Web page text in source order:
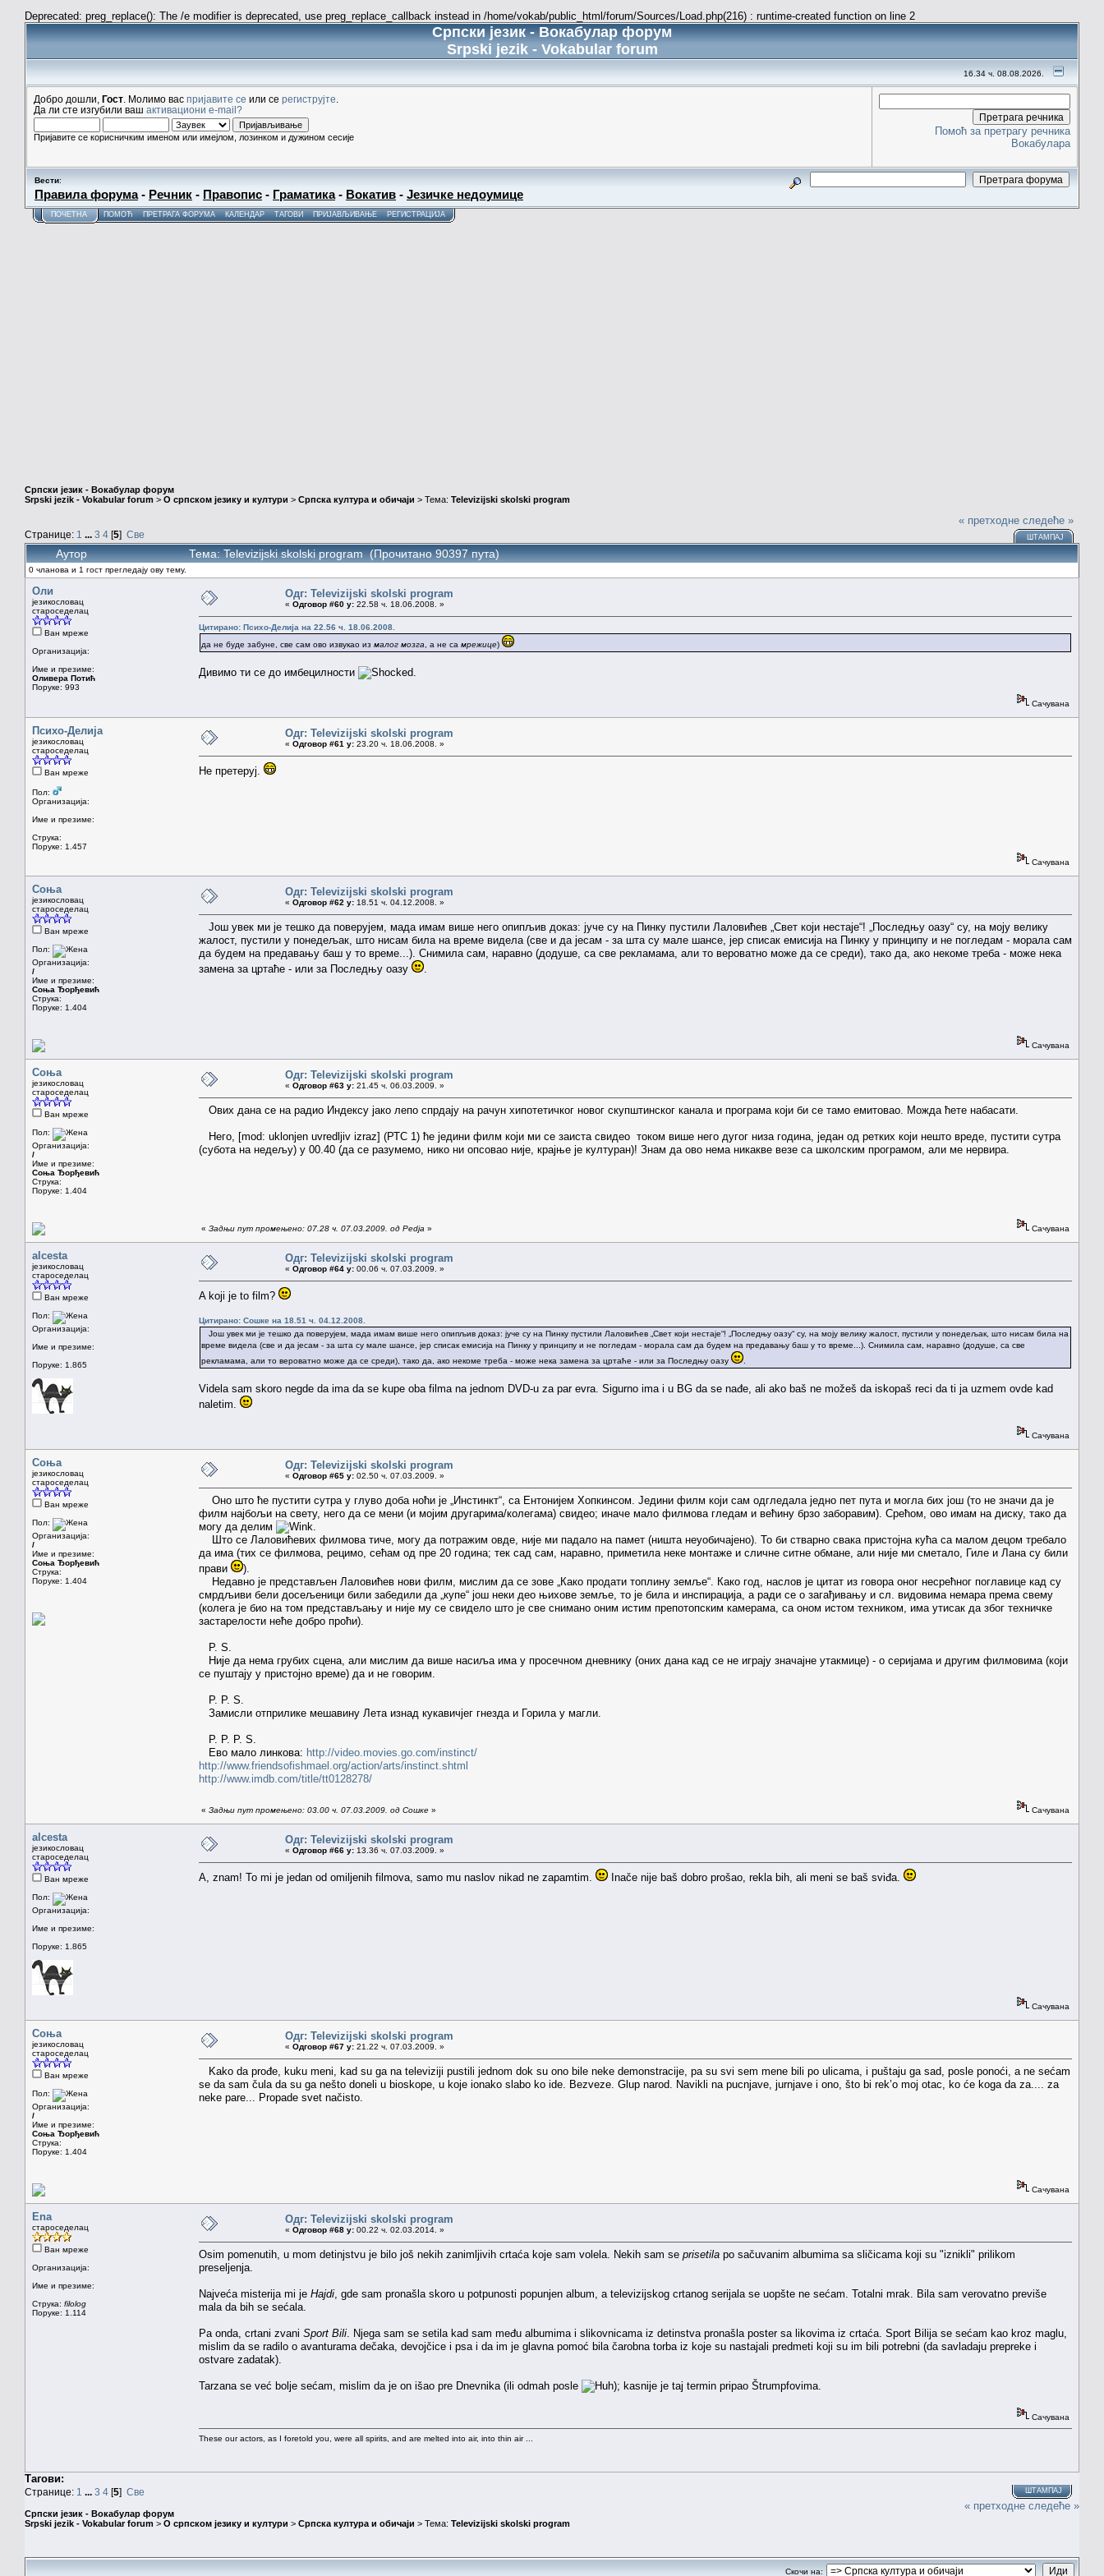
Deprecated: preg_replace(): The /e modifier is deprecated, use preg_replace_callback instead in /home/vokab/public_html/forum/Sources/Load.php(216) : runtime-created function on line 2
Српски језик - Вокабулар форум
Srpski jezik - Vokabular forum
16.34 ч. 08.08.2026.
Добро дошли, Гост . Молимо вас пријавите се или се региструјте
Да ли сте изгубили ваш активациони e-mail?
Пријавите се корисничким именом или имејлом, лозинком и дужином сесије
Помоћ за претрагу речника
Вокабулара
Вести:
Правила форума- Речник - Правопис - Граматика- Вокатив - Језичке недоумице
ПОЧЕТНА ПОМОЋ ПРЕТРАГА ФОРУМА КАЛЕНДАР ТАГОВИ ПРИЈАВЉИВАЊЕ РЕГИСТРАЦИЈА
Српски језик - Вокабулар форум
Srpski jezik - Vokabular forum > О српском језику и култури > Српска култура и обичаји > Тема: Televizijski skolski program
Странице: 1 ... 3 4 [5] Све
« претходне следеће »
ШТАМПАЈ
Аутор Тема: Televizijski skolski program (Прочитано 90397 пута)
0 чланова и 1 гост прегледају ову тему.
Оли
језикословац
староседелац
Ван мреже
Организација:
Име и презиме:
Оливера Потић
Поруке: 993
Одг: Televizijski skolski program
« Одговор #60 у: 22.58 ч. 18.06.2008. »
Цитирано: Психо-Делија на 22.56 ч. 18.06.2008.
да не буде забуне, све сам ово извукао из малог мозга , а не са мрежице)
Дивимо ти се до имбецилности
Сачувана
Психо-Делија
језикословац
староседелац
Ван мреже
Пол:
Организација:
Име и презиме:
Струка:
Поруке: 1.457
Одг: Televizijski skolski program
« Одговор #61 у: 23.20 ч. 18.06.2008. »
Не претеруј.
Сачувана
Соња
језикословац
староседелац
Ван мреже
Пол:
Организација:
/
Име и презиме:
Соња Ђорђевић
Струка:
Поруке: 1.404
Одг: Televizijski skolski program
« Одговор #62 у: 18.51 ч. 04.12.2008. »
Још увек ми је тешко да поверујем, мада имам више него опипљив доказ: јуче су на Пинку пустили Лаловићев „Свет који нестаје“! „Последњу оазу“ су, на моју велику
жалост, пустили у понедељак, што нисам била на време видела (све и да јесам - за шта су мале шансе, јер списак емисија на Пинку у принципу и не погледам - морала сам
да будем на предавању баш у то време...). Снимила сам, наравно (додуше, са све рекламама, али то вероватно може да се среди), тако да, ако некоме треба - може нека
замена за цртаће - или за Последњу оазу
Сачувана
Соња
језикословац
староседелац
Ван мреже
Пол:
Организација:
/
Име и презиме:
Соња Ђорђевић
Струка:
Поруке: 1.404
Одг: Televizijski skolski program
« Одговор #63 у: 21.45 ч. 06.03.2009. »
Ових дана се на радио Индексу јако лепо спрдају на рачун хипотетичког новог скупштинског канала и програма који би се тамо емитовао. Можда ћете набасати.
Него, [mod: uklonjen uvredljiv izraz] (РТС 1) ће једини филм који ми се заиста свидео током више него дугог низа година, један од ретких који нешто вреде, пустити сутра
(субота на недељу) у 00.40 (да се разумемо, нико ни опсовао није, крајње је културан)! Знам да ово нема никакве везе са школским програмом, али ме нервира.
« Задњи пут промењено: 07.28 ч. 07.03.2009. од Pedja » Сачувана
alcesta
језикословац
староседелац
Ван мреже
Пол:
Организација:
Име и презиме:
Поруке: 1.865
Одг: Televizijski skolski program
« Одговор #64 у: 00.06 ч. 07.03.2009. »
A koji je to film?
Цитирано: Сошке на 18.51 ч. 04.12.2008.
Још увек ми је тешко да поверујем, мада имам више него опипљив доказ: јуче су на Пинку пустили Лаловићев „Свет који нестаје“! „Последњу оазу“ су, на моју велику жалост, пустили у понедељак, што нисам била на
време видела (све и да јесам - за шта су мале шансе, јер списак емисија на Пинку у принципу и не погледам - морала сам да будем на предавању баш у то време...). Снимила сам, наравно (додуше, са све
рекламама, али то вероватно може да се среди), тако да, ако некоме треба - може нека замена за цртаће - или за Последњу оазу
Videla sam skoro negde da ima da se kupe oba filma na jednom DVD-u za par evra. Sigurno ima i u BG da se nađe, ali ako baš ne možeš da iskopaš reci da ti ja uzmem ovde kad
naletim.
Сачувана
Соња
језикословац
староседелац
Ван мреже
Пол:
Организација:
/
Име и презиме:
Соња Ђорђевић
Струка:
Поруке: 1.404
Одг: Televizijski skolski program
« Одговор #65 у: 02.50 ч. 07.03.2009. »
Оно што ће пустити сутра у глуво доба ноћи је „Инстинкт“, са Ентонијем Хопкинсом. Једини филм који сам одгледала једно пет пута и могла бих још (то не значи да је
филм најбољи на свету, него да се мени (и мојим другарима/колегама) свидео; иначе мало филмова гледам и већину брзо заборавим). Срећом, ово имам на диску, тако да
могу да делим
Што се Лаловићевих филмова тиче, могу да потражим овде, није ми падало на памет (ништа неуобичајено). То би стварно свака пристојна кућа са малом децом требало
да има (тих се филмова, рецимо, сећам од пре 20 година; тек сад сам, наравно, приметила неке монтаже и сличне ситне обмане, али није ми сметало, Гиле и Лана су били
прави
).
Недавно је представљен Лаловићев нови филм, мислим да се зове „Како продати топлину земље“. Како год, наслов је цитат из говора оног несрећног поглавице кад су
смрдљиви бели досељеници били забедили да „купе“ још неки део њихове земље, то је била и инспирација, а ради се о загађивању и сл. видовима немара према свему
(колега је био на том представљању и није му се свидело што је све снимано оним истим препотопским камерама, са оном истом техником, има утисак да због техничке
застарелости неће добро проћи).
P. S.
Није да нема грубих сцена, али мислим да више насиља има у просечном дневнику (оних дана кад се не играју значајне утакмице) - о серијама и другим филмовима (који
се пуштају у пристојно време) да и не говорим.
P. P. S.
Замисли отприлике мешавину Лета изнад кукавичјег гнезда и Горила у магли.
P. P. Р. S.
Ево мало линкова: http://video.movies.go.com/instinct/
http://www.friendsofishmael.org/action/arts/instinct.shtml
http://www.imdb.com/title/tt0128278/
« Задњи пут промењено: 03.00 ч. 07.03.2009. од Сошке » Сачувана
alcesta
језикословац
староседелац
Ван мреже
Пол:
Организација:
Име и презиме:
Поруке: 1.865
Одг: Televizijski skolski program
« Одговор #66 у: 13.36 ч. 07.03.2009. »
A, znam! To mi je jedan od omiljenih filmova, samo mu naslov nikad ne zapamtim. Inače nije baš dobro prošao, rekla bih, ali meni se baš sviđa.
Сачувана
Соња
језикословац
староседелац
Ван мреже
Пол:
Организација:
/
Име и презиме:
Соња Ђорђевић
Струка:
Поруке: 1.404
Одг: Televizijski skolski program
« Одговор #67 у: 21.22 ч. 07.03.2009. »
Kako da prođe, kuku meni, kad su ga na televiziji pustili jednom dok su ono bile neke demonstracije, pa su svi sem mene bili po ulicama, i puštaju ga sad, posle ponoći, a ne sećam
se da sam čula da su ga nešto doneli u bioskope, u koje ionako slabo ko ide. Bezveze. Glup narod. Navikli na pucnjave, jurnjave i ono, što bi rek’o moj otac, ko će koga da za.... za
neke pare... Propade svet načisto.
Сачувана
Ena
староседелац
Ван мреже
Организација:
Име и презиме:
Струка: filolog
Поруке: 1.114
Одг: Televizijski skolski program
« Одговор #68 у: 00.22 ч. 02.03.2014. »
Osim pomenutih, u mom detinjstvu je bilo još nekih zanimljivih crtaća koje sam volela. Nekih sam se prisetila po sačuvanim albumima sa sličicama koji su "iznikli" prilikom
preseljenja.
Najveća misterija mi je Hajdi , gde sam pronašla skoro u potpunosti popunjen album, a televizijskog crtanog serijala se uopšte ne sećam. Totalni mrak. Bila sam verovatno previše
mala da bih se sećala.
Pa onda, crtani zvani Sport Bili . Njega sam se setila kad sam među albumima i slikovnicama iz detinstva pronašla poster sa likovima iz crtaća. Sport Bilija se sećam kao kroz maglu,
mislim da se radilo o avanturama dečaka, devojčice i psa i da im je glavna pomoć bila čarobna torba iz koje su nastajali predmeti koji su im bili potrebni (da savladaju prepreke i
ostvare zadatak).
Tarzana se već bolje sećam, mislim da je on išao pre Dnevnika (ili odmah posle ); kasnije je taj termin pripao Štrumpfovima.
Сачувана
These our actors, as I foretold you, were all spirits, and are melted into air, into thin air ...
Тагови:
Странице: 1 ... 3 4 [5] Све ШТАМПАЈ
Српски језик - Вокабулар форум
Srpski jezik - Vokabular forum > О српском језику и култури > Српска култура и обичаји > Тема: Televizijski skolski program
« претходне следеће »
Скочи на: